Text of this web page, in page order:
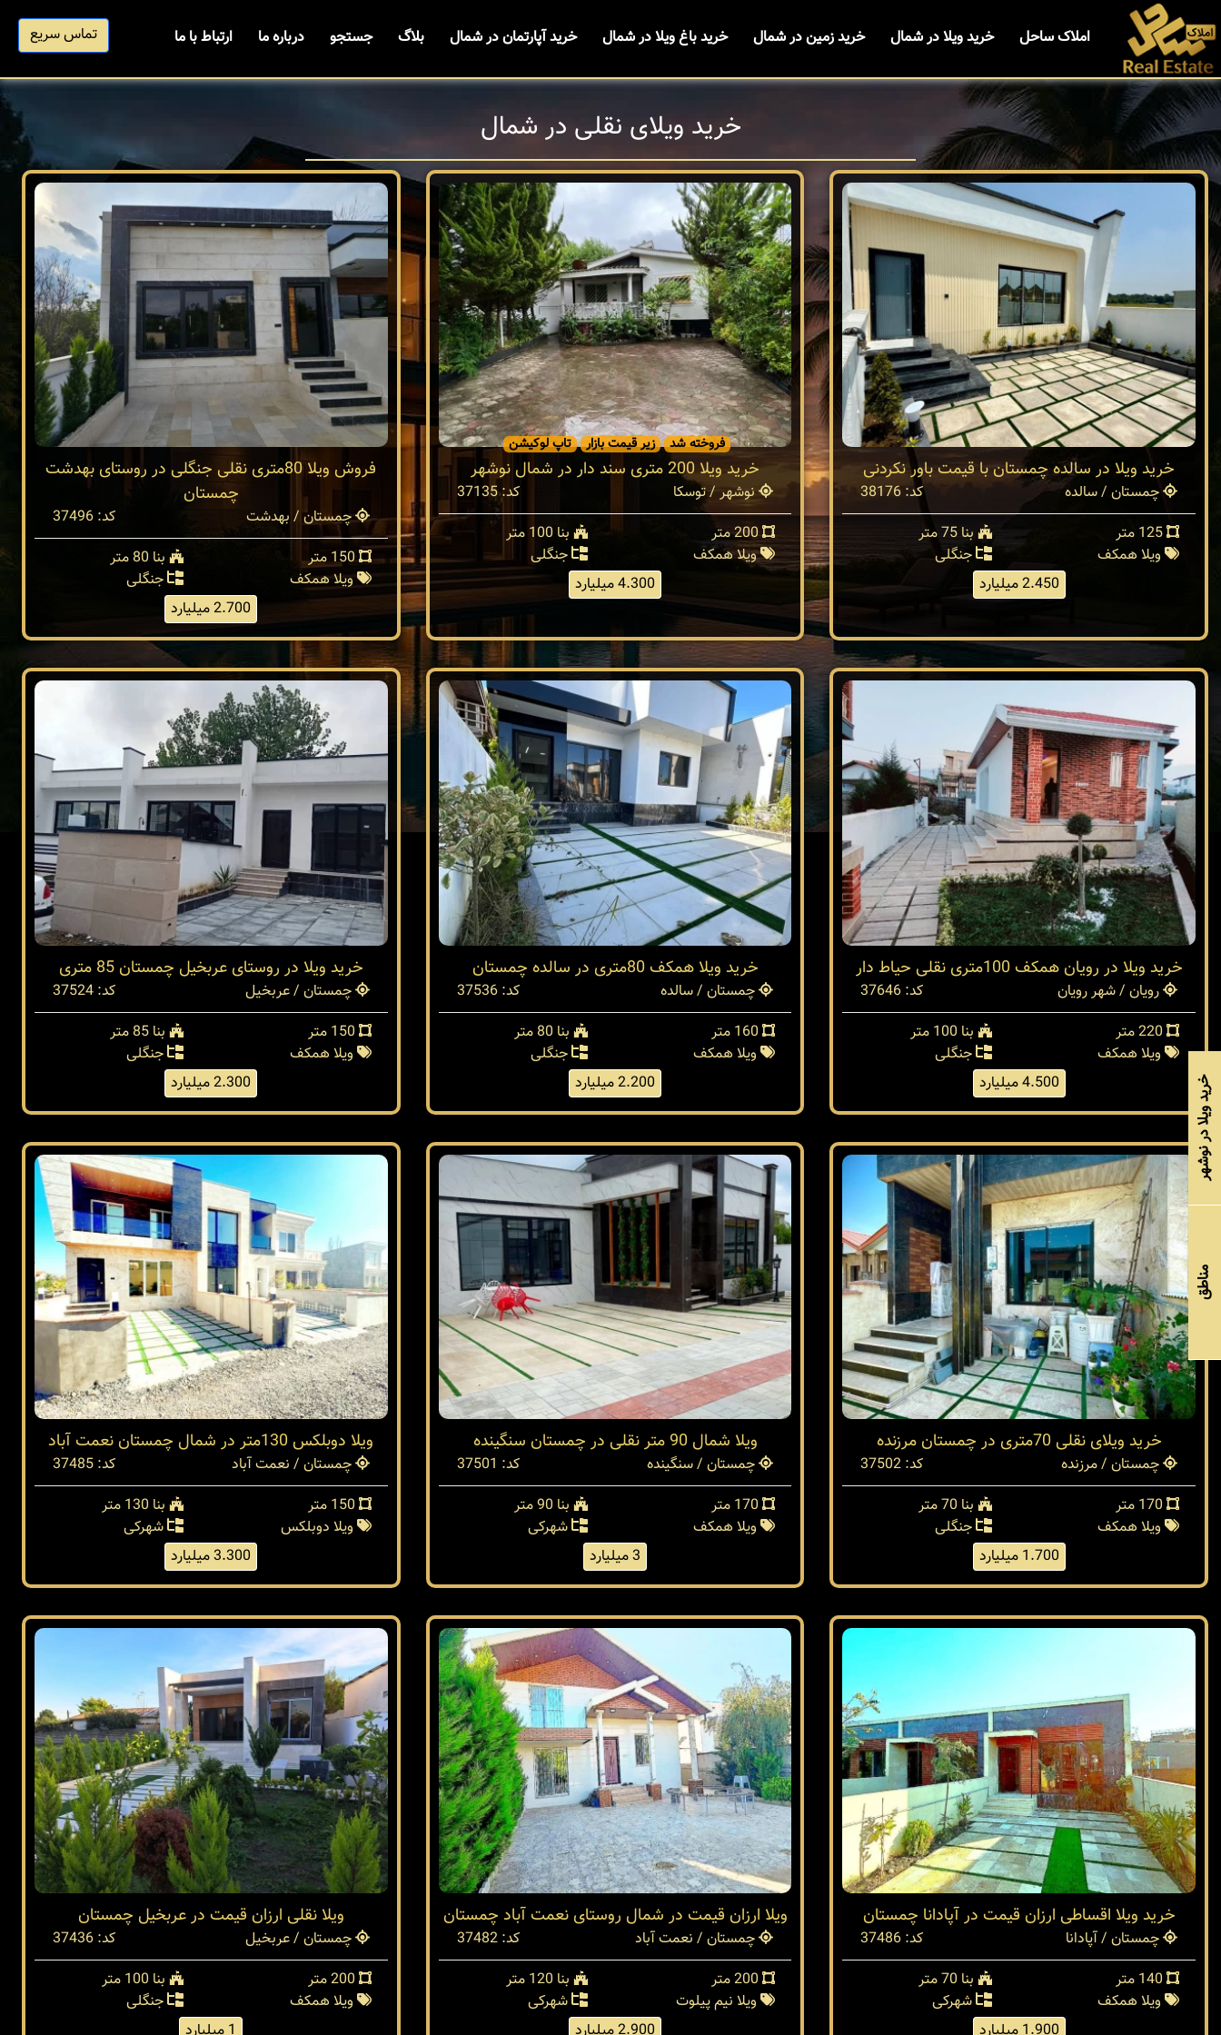
املاک ساحل خرید ویلا در شمال خرید زمین در شمال خرید باغ ویلا در شمال خرید آپارتمان در شمال بلاگ جستجو درباره ما ارتباط با ما تماس سریع
خرید ویلای نقلی در شمال
خرید ویلا در سالده چمستان با قیمت باور نکردنی
چمستان / سالده
کد: 38176
بنا 75 متر
ویلا همکف
جنگلی
2.450 میلیارد
فروخته شد زیر قیمت بازار تاپ لوکیشن
خرید ویلا 200 متری سند دار در شمال نوشهر
نوشهر / توسکا
کد: 37135
200 متر
بنا 100 متر
ویلا همکف
جنگلی
4.300 میلیارد
فروش ویلا 80متری نقلی جنگلی در روستای بهدشت
چمستان
چمستان / بهدشت
کد: 37496
150 متر
بنا 80 متر
ویلا همکف
جنگلی
2.700 میلیارد
خرید ویلا در رویان همکف 100متری نقلی حیاط دار
رویان / شهر رویان
کد: 37646
بنا 100 متر
ویلا همکف
جنگلی
4.500 میلیارد
خرید ویلا همکف 80متری در سالده چمستان
چمستان / سالده
کد: 37536
160 متر
بنا 80 متر
ویلا همکف
جنگلی
2.200 میلیارد
خرید ویلا در روستای عربخیل چمستان 85 متری
چمستان / عربخیل
کد: 37524
بنا 85 متر
ویلا همکف
جنگلی
2.300 میلیارد
خرید ویلای نقلی 70متری در چمستان مرزنده
چمستان / مرزنده
کد: 37502
بنا 70 متر
ویلا همکف
جنگلی
1.700 میلیارد
ویلا شمال 90 متر نقلی در چمستان سنگینده
چمستان / سنگینده
کد: 37501
170 متر
بنا 90 متر
ویلا همکف
شهرکی
3 میلیارد
ویلا دوبلکس 130متر در شمال چمستان نعمت آباد
چمستان / نعمت آباد
کد: 37485
بنا 130 متر
ویلا دوبلکس
شهرکی
3.300 میلیارد
خرید ویلا اقساطی ارزان قیمت در آپادانا چمستان
چمستان / آپادانا
کد: 37486
بنا 70 متر
ویلا همکف
شهرکی
ویلا ارزان قیمت در شمال روستای نعمت آباد چمستان
چمستان / نعمت آباد
کد: 37482
200 متر
بنا 120 متر
ویلا نیم پیلوت
شهرکی
ویلا نقلی ارزان قیمت در عربخیل چمستان
چمستان / عربخیل
کد: 37436
بنا 100 متر
ویلا همکف
جنگلی
خرید ویلا در نوشهر
مناطق